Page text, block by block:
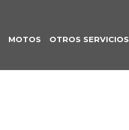
MOTOS OTROS SERVICIOS